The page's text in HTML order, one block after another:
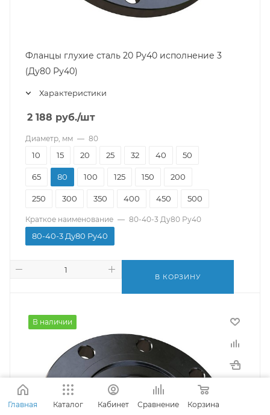
Фланцы глухие сталь 20 Ру40 исполнение 3
(Ду80 Ру40)
Характеристики
2 188 руб./шт
Диаметр, мм — 80
10 15 20 25 32 40 50
65 80 100 125 150 200
250 300 350 400 450 500
Краткое наименование — 80-40-3 Ду80 Ру40
80-40-3 Ду80 Ру40
В КОРЗИНУ
В наличии
Главная Каталог Кабинет Сравнение Корзина